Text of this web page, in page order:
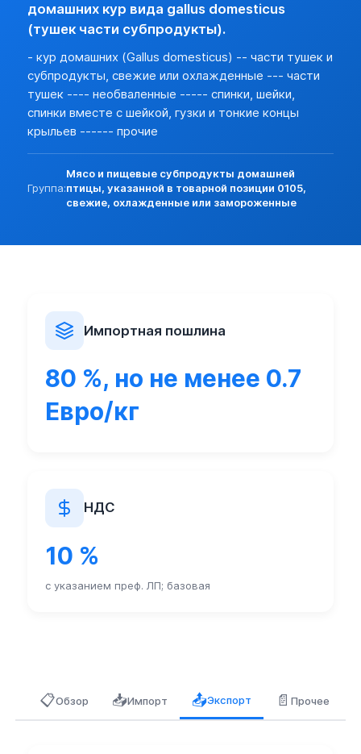
См. Решение Совета Евразийской экономической комиссии
Доступ экспорта
0207134009 ПРОЧИЕ СПИНКИ, ШЕЙКИ, СПИНКИ ВМЕСТЕ
нет (базовая)
Ветеринарный сертификат
При ввозе, вывозе, транзите, а также при перемещении
Решение Комиссии ТС N 317 от 18.06.10г. См. Приложение
В соответствии с приказом Минсельхоза РФ от 26.08.11г.
домашних кур вида gallus domesticus
(тушек части субпродукты).
- кур домашних (Gallus domesticus) -- части тушек и
субпродукты, свежие или охлажденные --- части
тушек ---- необваленные ----- спинки, шейки,
спинки вместе с шейкой, гузки и тонкие концы
крыльев ------ прочие
Группа:
Мясо и пищевые субпродукты домашней
птицы, указанной в товарной позиции 0105,
свежие, охлажденные или замороженные
Импортная пошлина
80 %, но не менее 0.7
Евро/кг
НДС
10 %
с указанием преф. ЛП; базовая
📋Обзор 📥Импорт 📤Экспорт 📄Прочее